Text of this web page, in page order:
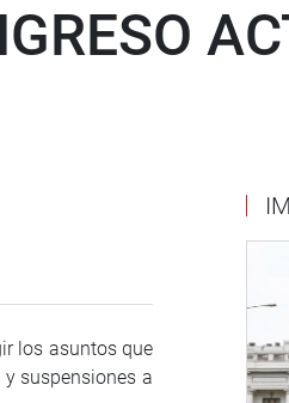
los asuntos que
suspensiones a